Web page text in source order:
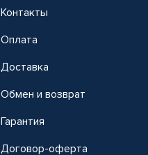
Контакты
Оплата
Доставка
Обмен и возврат
Гарантия
Договор-оферта